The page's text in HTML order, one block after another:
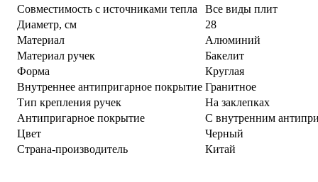
Совместимость с источниками тепла
Все виды плит
Диаметр, см
28
Материал
Алюминий
Материал ручек
Бакелит
Форма
Круглая
Внутреннее антипригарное покрытие Гранитное
Тип крепления ручек
На заклепках
Антипригарное покрытие
С внутренним
Цвет
Черный
Страна-производитель
Китай